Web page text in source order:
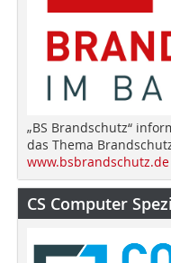
„BS Brandschutz“
das Thema
www.bsbrandschutz.de
CS Computer